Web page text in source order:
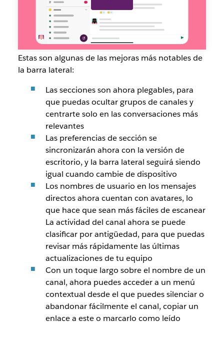
aplicación
Estas son algunas de las mejoras más notables de
la barra lateral:
Las secciones son ahora plegables, para
que puedas ocultar grupos de canales y
centrarte solo en las conversaciones más
relevantes
Las preferencias de sección se
sincronizarán ahora con la versión de
escritorio, y la barra lateral seguirá siendo
igual cuando cambie de dispositivo
Los nombres de usuario en los mensajes
directos ahora cuentan con avatares, lo
que hace que sean más fáciles de escanear
La actividad del canal ahora se puede
clasificar por antigüedad, para que puedas
revisar más rápidamente las últimas
actualizaciones de tu equipo
Con un toque largo sobre el nombre de un
canal, ahora puedes acceder a un menú
contextual desde el que puedes silenciar o
abandonar fácilmente el canal, copiar un
enlace a este o marcarlo como leído